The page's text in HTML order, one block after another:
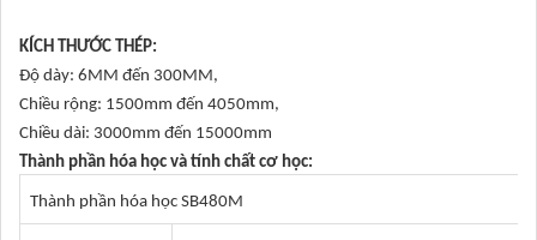
KÍCH THƯỚC THÉP:
Độ dày: 6MM đến 300MM,
Chiều rộng: 1500mm đến 4050mm,
Chiều dài: 3000mm đến 15000mm
Thành phần hóa học và tính chất cơ học:
Thành phần hóa học SB480M